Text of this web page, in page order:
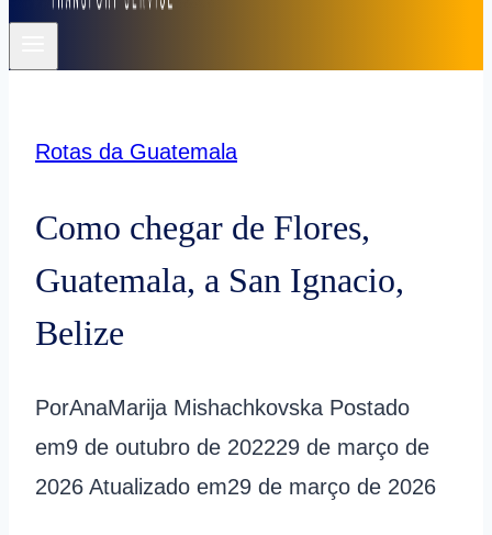
Rotas da Guatemala
Como chegar de Flores,
Guatemala, a San Ignacio,
Belize
PorAnaMarija Mishachkovska Postado
em9 de outubro de 202229 de março de
2026 Atualizado em29 de março de 2026